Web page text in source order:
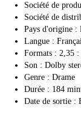
Société de
Société de
Pays d'origine :
Langue :
Formats : 2,35
Son : Dolby
Genre : Drame
Durée : 184
Date de sortie :